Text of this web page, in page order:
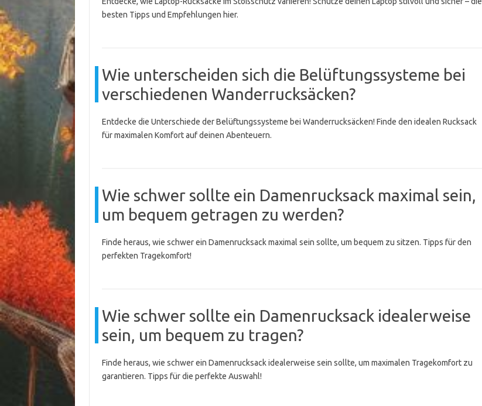
besten Tipps und Empfehlungen hier.
Wie unterscheiden sich die Belüftungssysteme bei
verschiedenen Wanderrucksäcken?
Entdecke die Unterschiede der Belüftungssysteme bei Wanderrucksäcken! Finde den idealen Rucksack
für maximalen Komfort auf deinen Abenteuern.
Wie schwer sollte ein Damenrucksack maximal sein,
um bequem getragen zu werden?
Finde heraus, wie schwer ein Damenrucksack maximal sein sollte, um bequem zu sitzen. Tipps für den
perfekten Tragekomfort!
Wie schwer sollte ein Damenrucksack idealerweise
sein, um bequem zu tragen?
Finde heraus, wie schwer ein Damenrucksack idealerweise sein sollte, um maximalen Tragekomfort zu
garantieren. Tipps für die perfekte Auswahl!